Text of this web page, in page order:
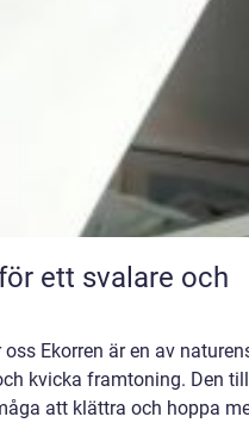
Ekorren är en av
kvicka framtoning. Den
att klättra och hoppa